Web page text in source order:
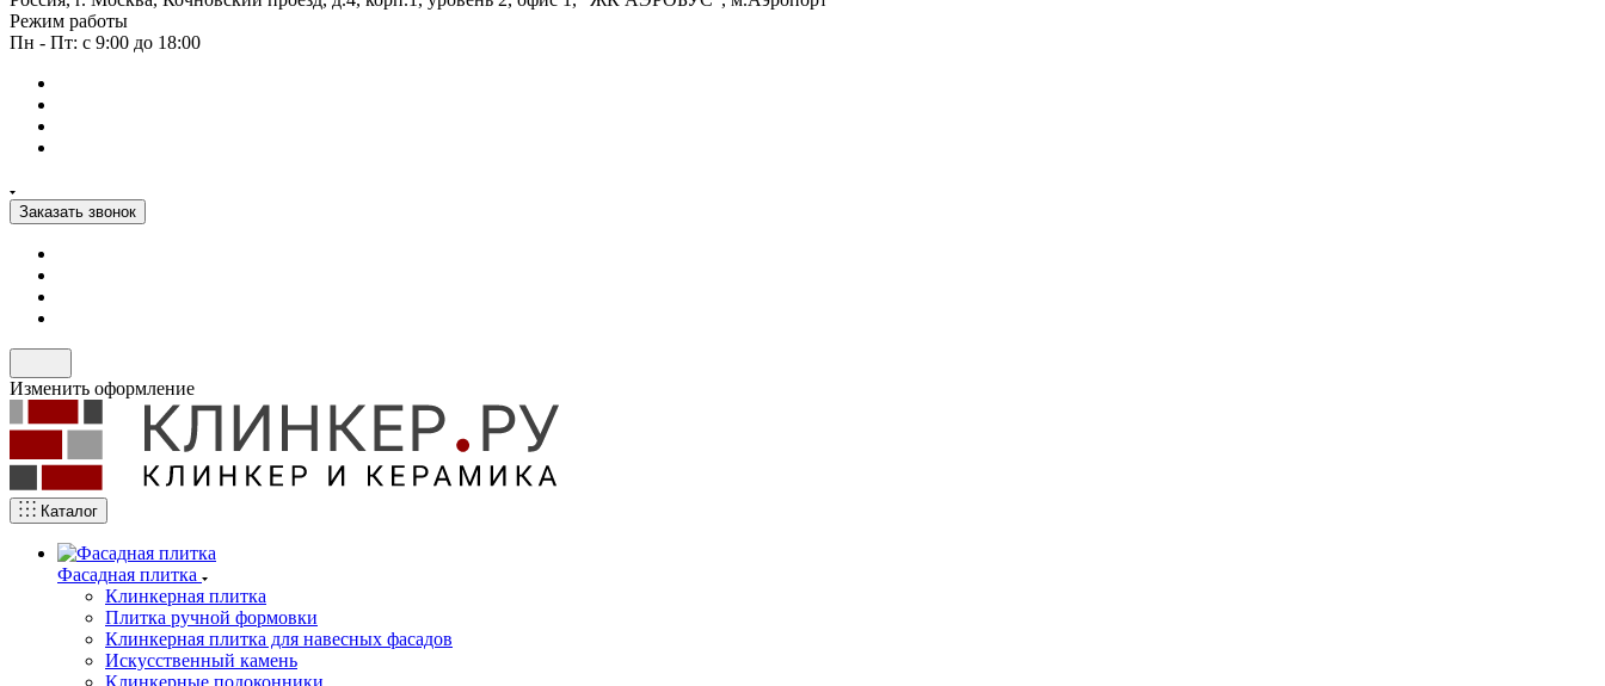
Режим работы
Пн - Пт: с 9:00 до 18:00
Заказать звонок
Изменить оформление
Каталог
Фасадная плитка
Клинкерная плитка
Плитка ручной формовки
Клинкерная плитка для навесных фасадов
Искусственный камень
Клинкерные подоконники